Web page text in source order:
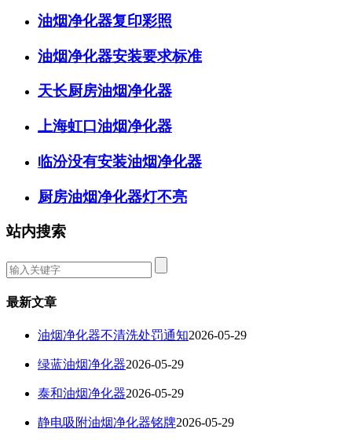
油烟净化器复印彩照
油烟净化器安装要求标准
天长厨房油烟净化器
上海虹口油烟净化器
临汾没有安装油烟净化器
厨房油烟净化器灯不亮
站内搜索
最新文章
油烟净化器不清洗处罚通知2026-05-29
绿蓝油烟净化器2026-05-29
泰和油烟净化器2026-05-29
静电吸附油烟净化器铭牌2026-05-29